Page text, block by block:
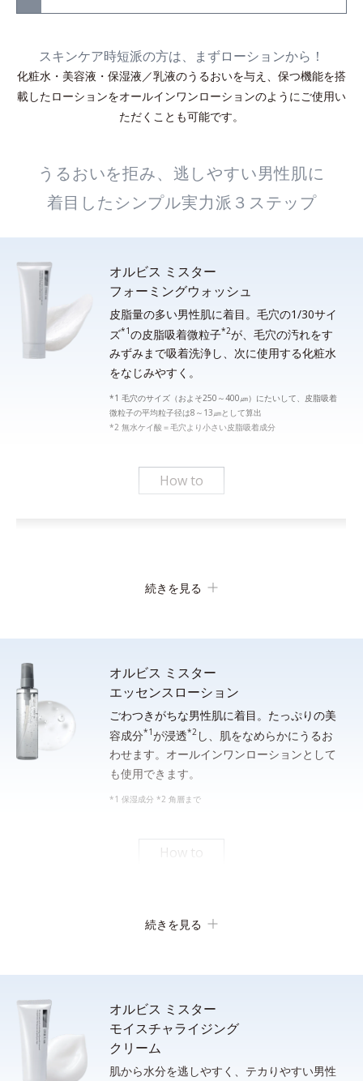
スキンケア時短派の方は、まずローションから！
化粧水・美容液・保湿液／乳液のうるおいを与え、保つ機能を搭
載したローションをオールインワンローションのようにご使用い
ただくことも可能です。
うるおいを拒み、逃しやすい男性肌に
着目したシンプル実力派３ステップ
オルビス ミスター
フォーミングウォッシュ
皮脂量の多い男性肌に着目。毛穴の1/30サイ
ズ*1の皮脂吸着微粒子*2が、毛穴の汚れをす
みずみまで吸着洗浄し、次に使用する化粧水
をなじみやすく。
*1 毛穴のサイズ（およそ250～400㎛）にたいして、皮脂吸着
微粒子の平均粒子径は8～13㎛として算出
*2 無水ケイ酸＝毛穴より小さい皮脂吸着成分
How to
顔全体をぬらします。手のひらに適量（約２cm）をとり、水ま
たはぬるま湯でよく泡立ててから洗顔し、その後しっかり洗い流
*シェービングフォームとしてご使用になる場合は、洗面器等の器に適量をとり、水または
続きを見る
オルビス ミスター
エッセンスローション
ごわつきがちな男性肌に着目。たっぷりの美
容成分*1が浸透*2 し、肌をなめらかにうるお
わせます。オールインワンローションとして
も使用できます。
*1 保湿成分 *2 角層まで
How to
続きを見る
オルビス ミスター
モイスチャライジング
クリーム
肌から水分を逃しやすく、テカりやすい男性